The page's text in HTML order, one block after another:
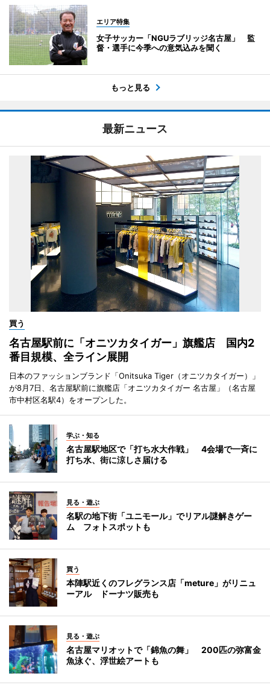
エリア特集
女子サッカー「NGUラブリッジ名古屋」 監
督・選手に今季への意気込みを聞く
もっと見る
最新ニュース
買う
名古屋駅前に「オニツカタイガー」旗艦店 国内2
番目規模、全ライン展開
日本のファッションブランド「Onitsuka Tiger（オニツカタイガー）」
が8月7日、名古屋駅前に旗艦店「オニツカタイガー 名古屋」（名古屋
市中村区名駅4）をオープンした。
学ぶ・知る
名古屋駅地区で「打ち水大作戦」 4会場で一斉に
打ち水、街に涼しさ届ける
見る・遊ぶ
名駅の地下街「ユニモール」でリアル謎解きゲー
ム フォトスポットも
買う
本陣駅近くのフレグランス店「meture」がリニュ
ーアル ドーナツ販売も
見る・遊ぶ
名古屋マリオットで「錦魚の舞」 200匹の弥富金
魚泳ぐ、浮世絵アートも